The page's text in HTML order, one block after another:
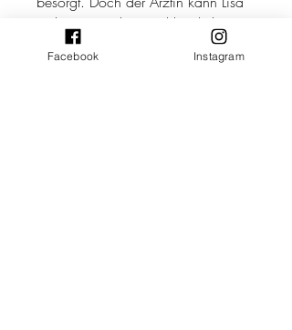
nichts vormachen. Schliesslich
erfährt Lisa in den Armen von
Mama, dass Max zwar im Moment
Facebook Instagram